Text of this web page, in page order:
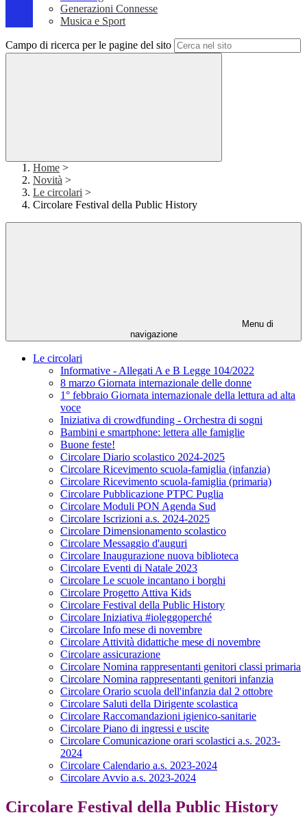
Generazioni Connesse
Musica e Sport
Campo di ricerca per le pagine del sito
Home >
Novità >
Le circolari >
Circolare Festival della Public History
Menu di
navigazione
Le circolari
Informative - Allegati A e B Legge 104/2022
8 marzo Giornata internazionale delle donne
1° febbraio Giornata internazionale della lettura ad alta
voce
Iniziativa di crowdfunding - Orchestra di sogni
Bambini e smartphone: lettera alle famiglie
Buone feste!
Circolare Diario scolastico 2024-2025
Circolare Ricevimento scuola-famiglia (infanzia)
Circolare Ricevimento scuola-famiglia (primaria)
Circolare Pubblicazione PTPC Puglia
Circolare Moduli PON Agenda Sud
Circolare Iscrizioni a.s. 2024-2025
Circolare Dimensionamento scolastico
Circolare Messaggio d'auguri
Circolare Inaugurazione nuova biblioteca
Circolare Eventi di Natale 2023
Circolare Le scuole incantano i borghi
Circolare Progetto Attiva Kids
Circolare Festival della Public History
Circolare Iniziativa #ioleggoperché
Circolare Info mese di novembre
Circolare Attività didattiche mese di novembre
Circolare assicurazione
Circolare Nomina rappresentanti genitori classi primaria
Circolare Nomina rappresentanti genitori infanzia
Circolare Orario scuola dell'infanzia dal 2 ottobre
Circolare Saluti della Dirigente scolastica
Circolare Raccomandazioni igienico-sanitarie
Circolare Piano di ingressi e uscite
Circolare Comunicazione orari scolastici a.s. 2023-
2024
Circolare Calendario a.s. 2023-2024
Circolare Avvio a.s. 2023-2024
Circolare Festival della Public History